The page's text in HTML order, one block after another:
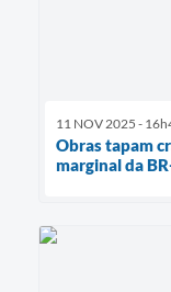
11 NOV 2025 -
Obras tapam
marginal da